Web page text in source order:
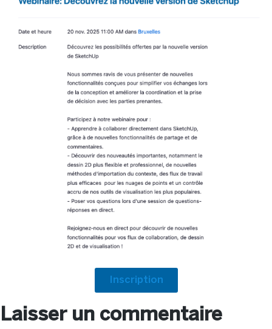
Inscription
Laisser un commentaire